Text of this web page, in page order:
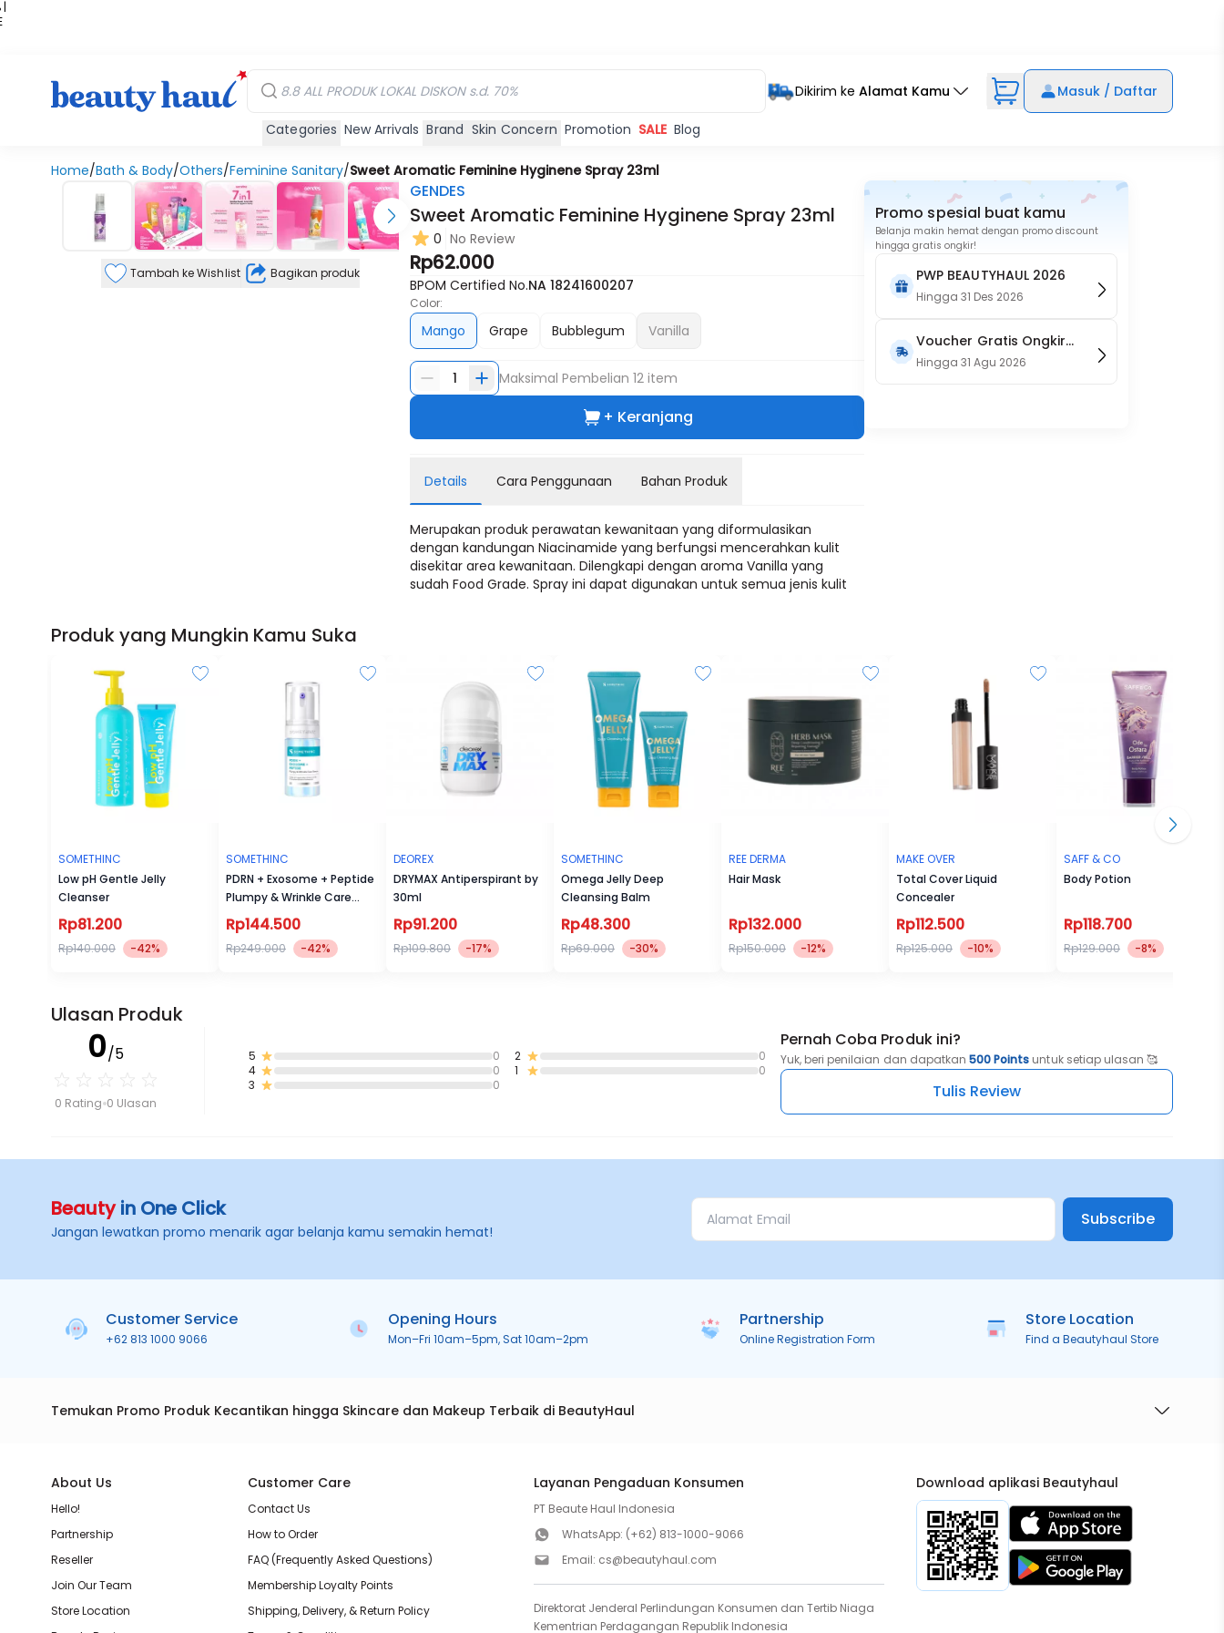
|
Dikirim ke Alamat Kamu Masuk / Daftar
Categories New Arrivals Brand Skin Concern Promotion SALE Blog
Home/Bath & Body/Others/Feminine Sanitary/Sweet Aromatic Feminine Hyginene Spray 23ml
Tambah ke Wishlist Bagikan produk
GENDES
Sweet Aromatic Feminine Hyginene Spray 23ml
0 No Review
Rp62.000
BPOM Certified No.NA 18241600207
Color:
Mango Grape Bubblegum Vanilla
1 Maksimal Pembelian12 item
+ Keranjang
Details Cara Penggunaan Bahan Produk
Merupakan produk perawatan kewanitaan yang diformulasikan
dengan kandungan Niacinamide yang berfungsi mencerahkan kulit
disekitar area kewanitaan. Dilengkapi dengan aroma Vanilla yang
sudah Food Grade. Spray ini dapat digunakan untuk semua jenis kulit
Promo spesial buat kamu
Belanja makin hemat dengan promo discount
hingga gratis ongkir!
PWP BEAUTYHAUL 2026
Hingga31 Des 2026
Voucher Gratis Ongkir
15RB (Only on Website)
Hingga31 Agu 2026
Produk yang Mungkin Kamu Suka
SOMETHINC
Low pH Gentle Jelly
Cleanser
Rp81.200
Rp140.000 -42%
SOMETHINC
PDRN + Exosome + Peptide
Plumpy & Wrinkle Care
Serum
Rp144.500
Rp249.000 -42%
DEOREX
DRYMAX Antiperspirant by
30ml
Rp91.200
Rp109.800 -17%
SOMETHINC
Omega Jelly Deep
Cleansing Balm
Rp48.300
Rp69.000 -30%
REE DERMA
Hair Mask
Rp132.000
Rp150.000 -12%
MAKE OVER
Total Cover Liquid
Concealer
Rp112.500
Rp125.000 -10%
SAFF & CO
Body Potion
Rp118.700
Rp129.000 -8%
Ulasan Produk
0/5
0 Rating 0 Ulasan
5
0
4
0
3
0
2
0
1
0
Pernah Coba Produk ini?
Yuk, beri penilaian dan dapatkan 500 Points untuk setiap ulasan 🥰
Tulis Review
Beautyin One Click
Jangan lewatkan promo menarik agar belanja kamu semakin hemat!
Subscribe
Customer Service
+62 813 1000 9066
Opening Hours
Mon–Fri 10am–5pm, Sat 10am–2pm
Partnership
Online Registration Form
Store Location
Find a Beautyhaul Store
Temukan Promo Produk Kecantikan hingga Skincare dan Makeup Terbaik di BeautyHaul
About Us
Hello!
Partnership
Reseller
Join Our Team
Store Location
Customer Care
Contact Us
How to Order
FAQ (Frequently Asked Questions)
Membership Loyalty Points
Shipping, Delivery, & Return Policy
Layanan Pengaduan Konsumen
PT Beaute Haul Indonesia
WhatsApp: (+62) 813-1000-9066
Email: cs@beautyhaul.com
Direktorat Jenderal Perlindungan Konsumen dan Tertib Niaga
Kementrian Perdagangan Republik Indonesia
Download aplikasi Beautyhaul